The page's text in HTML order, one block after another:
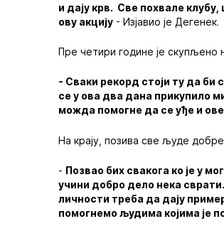
и дају крв. Све похвале
ову акцију - Изјавио је Дегенек.
Пре четири године је скупљено
- Сваки рекорд стоји ту да би
се у ова два дана прикупило
можда помогне да се уђе и
На крају, позива све људе
- Позвао бих свакога ко је у
учини добро дело нека
личности треба да дају
помогнемо људима којима је